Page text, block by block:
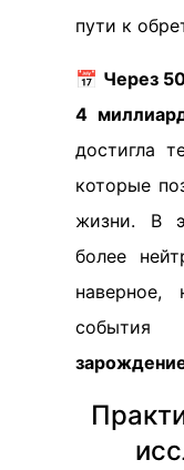
пути к
📅 Через
4
достигла
которые
жизни. В
более
наверное,